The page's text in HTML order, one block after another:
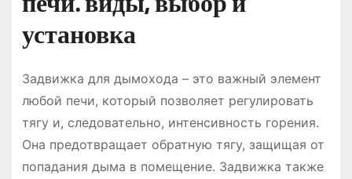
установка
Задвижка для дымохода – это важный элемент
любой печи, который позволяет регулировать
тягу и, следовательно, интенсивность горения.
Она предотвращает обратную тягу, защищая от
попадания дыма в помещение. Задвижка также